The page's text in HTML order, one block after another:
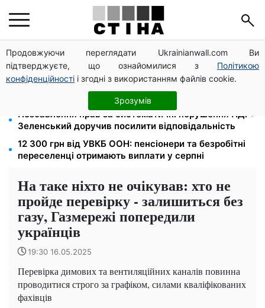
Продовжуючи переглядати Ukrainianwall.com Ви
підтверджуєте, що ознайомилися з Політикою
конфіденційності і згодні з використанням файлів cookie.
Зрозумів
Спека без відключень: енергосистема впоралась,
але взимку прогнозують до 16 годин без світла
Відстрочку для багатодітних батьків збережуть
попри зниження мобілізаційного віку: заява ЗСУ
Позбавлення прав за систематичні порушення ПДР:
Зеленський доручив посилити відповідальність
12 300 грн від УВКБ ООН: пенсіонери та безробітні
переселенці отримають виплати у серпні
На таке ніхто не очікував: хто не
пройде перевірку - залишиться без
газу, Газмережі попередили
українців
19:30 16.05.2025
Перевірка димових та вентиляційних каналів повинна
проводитися строго за графіком, силами кваліфікованих
фахівців